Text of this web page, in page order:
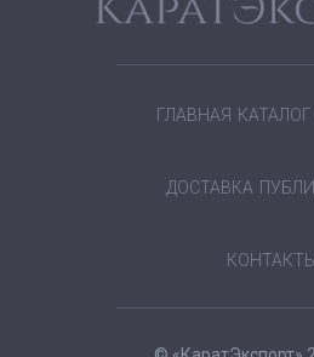
ГЛАВНАЯ КАТАЛОГ
ДОСТАВКА
КОНТАКТЫ